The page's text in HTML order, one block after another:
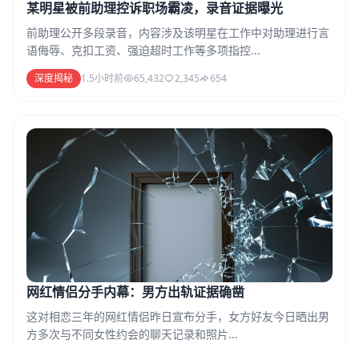
某明星被前助理控诉职场霸凌，录音证据曝光
前助理公开多段录音，内容涉及该明星在工作中对助理进行言
语侮辱、克扣工资、强迫超时工作等多项指控...
深度揭秘 1.5小时前 65,432 2,345 654
网红情侣分手内幕：男方出轨证据确凿
这对相恋三年的网红情侣昨日宣布分手，女方好友今日晒出男
方多次与不同女性约会的聊天记录和照片...